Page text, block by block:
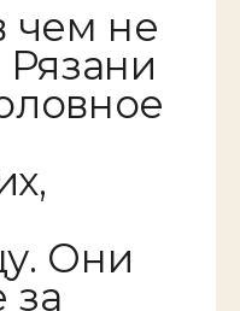
чем не
Рязани
Они
за